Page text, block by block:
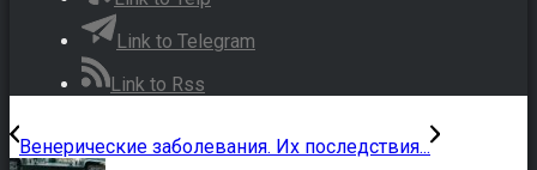
Link to Telegram
Link to Rss
Венерические заболевания. Их последствия...